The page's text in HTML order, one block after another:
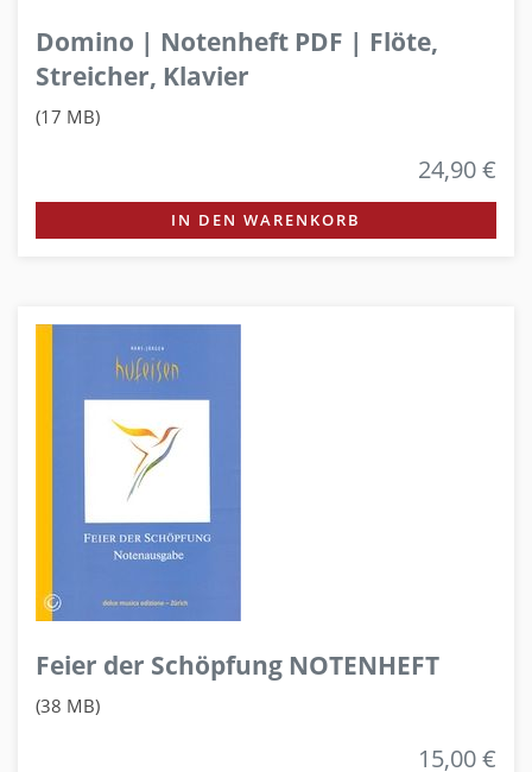
Domino | Notenheft PDF | Flöte,
Streicher, Klavier
(17 MB)
24,90 €
IN DEN WARENKORB
Feier der Schöpfung NOTENHEFT
(38 MB)
15,00 €